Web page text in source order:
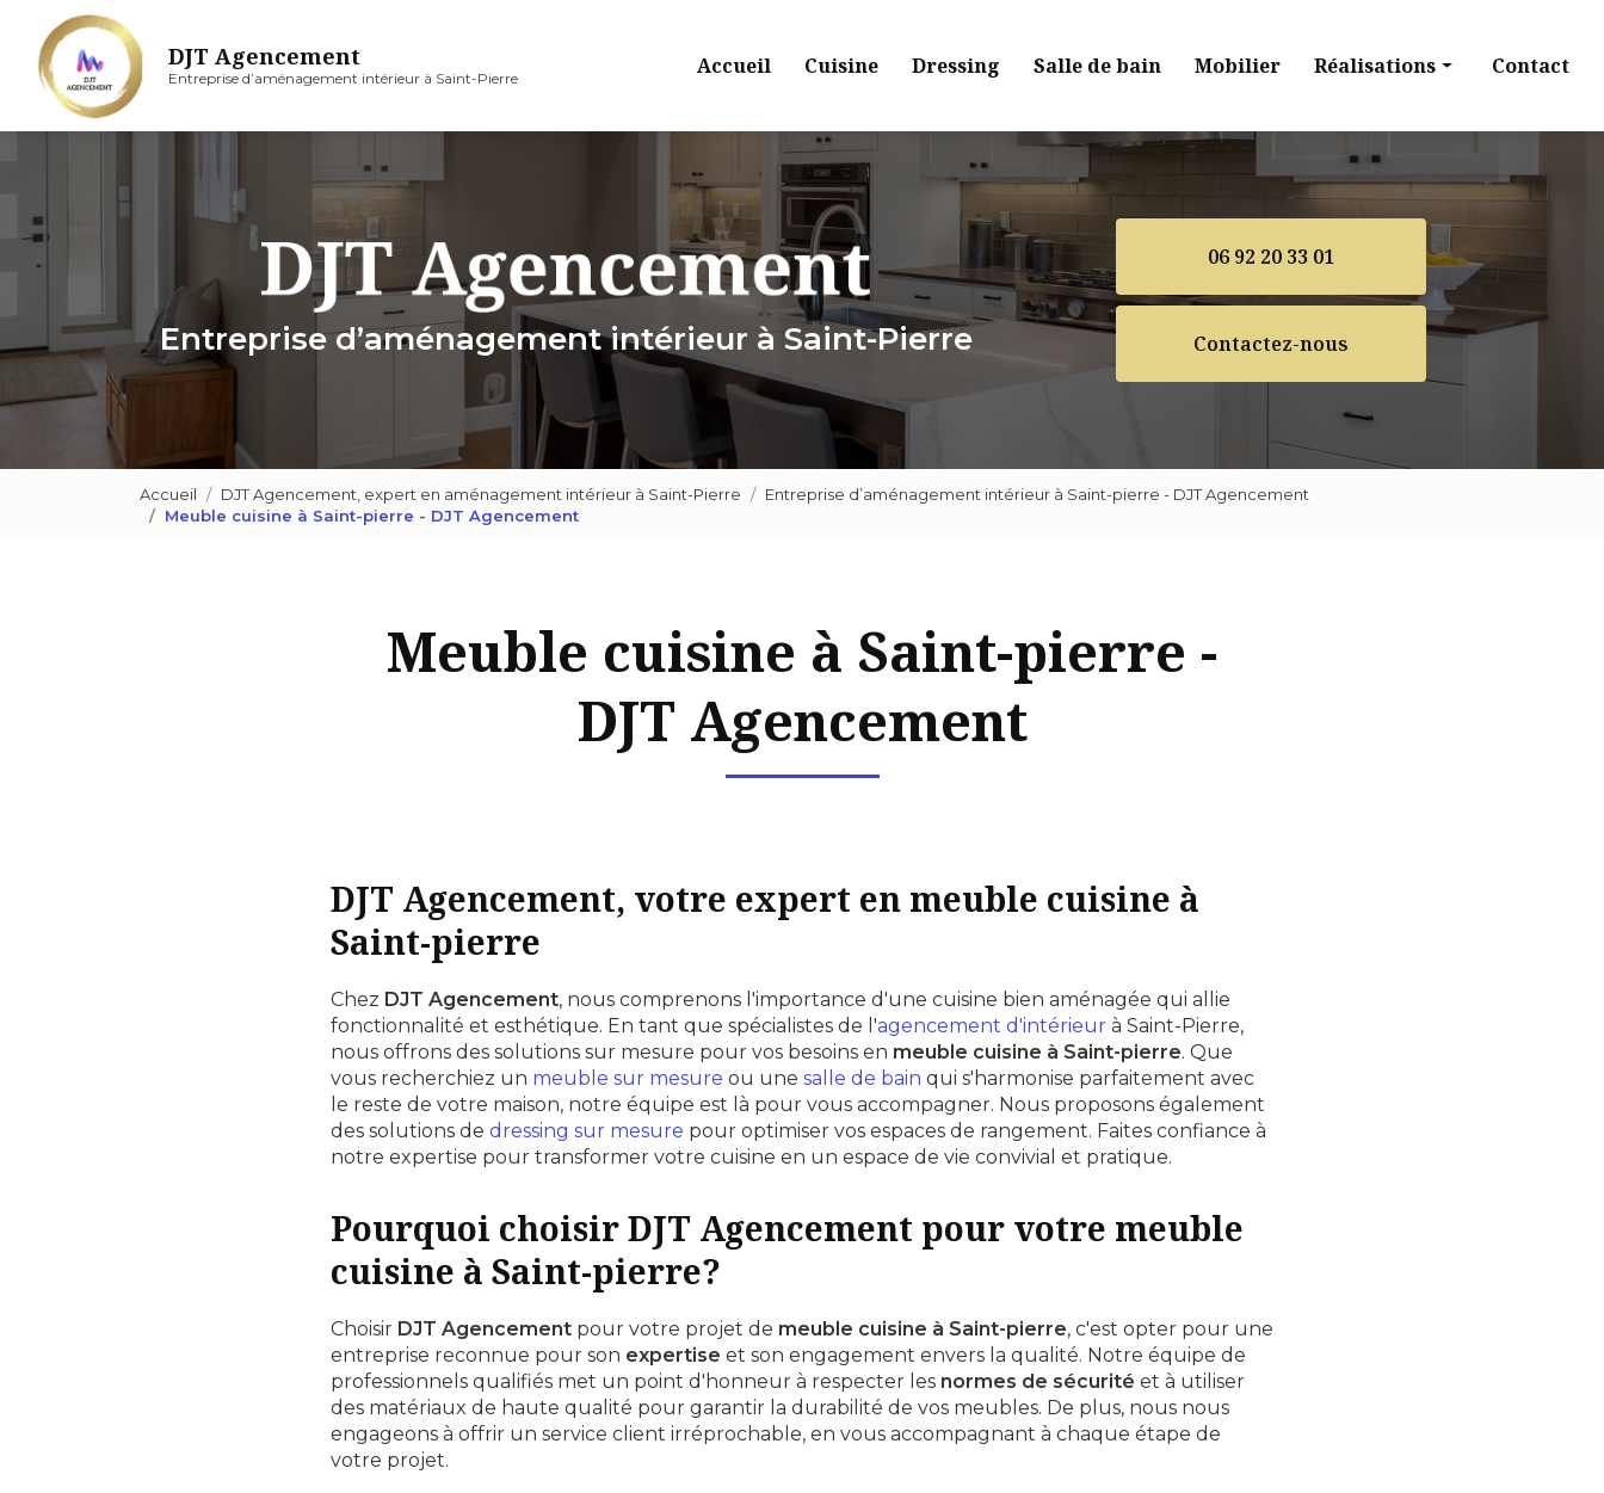
contenu
principal
DJT Agencement
Entreprise d’aménagement intérieur à Saint-Pierre Accueil Cuisine Dressing Salle de bain Mobilier Réalisations
Cuisine
Dressing
Contact
Entreprise d’aménagement intérieur à Saint-Pierre
06 92 20 33 01
Contactez-nous
Accueil DJT Agencement, expert en aménagement intérieur à Saint-Pierre
Entreprise d’aménagement intérieur à Saint-pierre - DJT Agencement
Meuble cuisine à Saint-pierre - DJT Agencement
Meuble cuisine à Saint-pierre -
DJT Agencement
DJT Agencement, votre expert en meuble cuisine à
Saint-pierre
Chez DJT Agencement, nous comprenons l'importance d'une cuisine bien aménagée qui allie
fonctionnalité et esthétique. En tant que spécialistes de l'agencement d'intérieur à Saint-Pierre,
nous offrons des solutions sur mesure pour vos besoins en meuble cuisine à Saint-pierre. Que
vous recherchiez un meuble sur mesure ou une salle de bain qui s'harmonise parfaitement avec
le reste de votre maison, notre équipe est là pour vous accompagner. Nous proposons également
des solutions de dressing sur mesure pour optimiser vos espaces de rangement. Faites confiance à
notre expertise pour transformer votre cuisine en un espace de vie convivial et pratique.
Pourquoi choisir DJT Agencement pour votre meuble
cuisine à Saint-pierre?
Choisir DJT Agencement pour votre projet de meuble cuisine à Saint-pierre, c'est opter pour une
entreprise reconnue pour son expertise et son engagement envers la qualité. Notre équipe de
professionnels qualifiés met un point d'honneur à respecter les normes de sécurité et à utiliser
des matériaux de haute qualité pour garantir la durabilité de vos meubles. De plus, nous nous
engageons à offrir un service client irréprochable, en vous accompagnant à chaque étape de
votre projet.